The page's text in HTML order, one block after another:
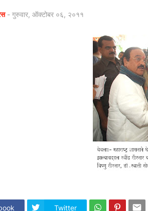
- गुरुवार, ऑक्टोबर ०६, २०११
Twitter